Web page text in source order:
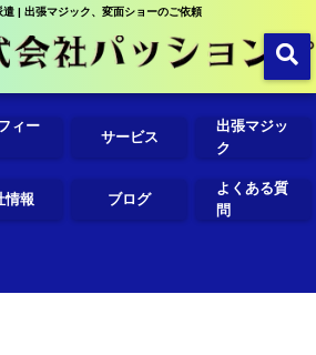
遣 | 出張マジック、変面ショーのご依頼
ィー
サービス
出張マジッ
ク
情報 ブログ
よくある質
問